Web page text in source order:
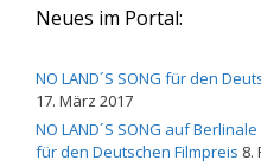
Neues im Portal:
NO LAND´S SONG für den
17. März 2017
NO LAND´S SONG auf
für den Deutschen Filmpreis 8.